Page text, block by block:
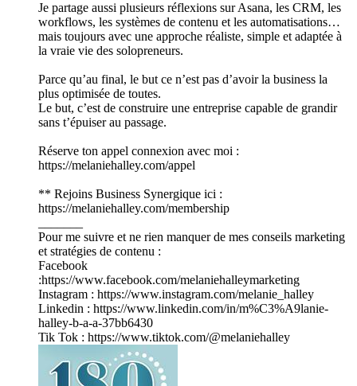
Je partage aussi plusieurs réflexions sur Asana, les CRM, les
workflows, les systèmes de contenu et les automatisations…
mais toujours avec une approche réaliste, simple et adaptée à
la vraie vie des solopreneurs.
Parce qu’au final, le but ce n’est pas d’avoir la business la
plus optimisée de toutes.
Le but, c’est de construire une entreprise capable de grandir
sans t’épuiser au passage.
Réserve ton appel connexion avec moi :
⁠⁠https://melaniehalley.com/appel⁠⁠
** Rejoins Business Synergique ici :
⁠⁠⁠⁠https://melaniehalley.com/membership ⁠⁠⁠⁠
Pour me suivre et ne rien manquer de mes conseils marketing
et stratégies de contenu :
Facebook
:⁠⁠⁠⁠⁠⁠⁠⁠⁠⁠⁠⁠⁠⁠⁠⁠⁠⁠⁠⁠⁠⁠⁠⁠⁠⁠⁠⁠⁠⁠⁠⁠⁠⁠⁠⁠⁠⁠⁠⁠⁠https://www.facebook.com/melaniehalleymarketing⁠⁠⁠⁠⁠⁠⁠⁠⁠⁠⁠⁠⁠⁠⁠⁠⁠⁠⁠⁠⁠⁠⁠⁠⁠⁠⁠⁠⁠⁠⁠⁠⁠⁠⁠⁠⁠⁠⁠⁠⁠
Instagram : ⁠⁠⁠⁠⁠⁠⁠⁠⁠⁠⁠⁠⁠⁠⁠⁠⁠⁠⁠⁠⁠⁠⁠⁠⁠⁠⁠⁠⁠⁠⁠⁠⁠⁠⁠⁠⁠⁠⁠⁠⁠https://www.instagram.com/melanie_halley⁠⁠⁠⁠⁠⁠⁠⁠⁠⁠⁠⁠⁠⁠⁠⁠⁠⁠⁠⁠⁠⁠⁠⁠⁠⁠⁠⁠⁠⁠⁠⁠⁠⁠⁠⁠⁠⁠⁠⁠⁠
Linkedin : ⁠⁠⁠⁠⁠⁠⁠⁠⁠⁠⁠⁠⁠⁠⁠⁠⁠⁠⁠⁠⁠⁠⁠⁠⁠⁠⁠⁠⁠⁠⁠⁠⁠⁠⁠⁠⁠⁠⁠⁠⁠https://www.linkedin.com/in/m%C3%A9lanie-
halley-b-a-a-37bb6430⁠⁠⁠⁠⁠⁠⁠⁠⁠⁠⁠⁠⁠⁠⁠⁠⁠⁠⁠⁠⁠⁠⁠⁠⁠⁠⁠⁠⁠⁠⁠⁠⁠⁠⁠⁠⁠⁠⁠⁠⁠
Tik Tok :⁠⁠⁠⁠⁠⁠⁠⁠⁠⁠⁠⁠⁠⁠⁠⁠⁠⁠⁠⁠⁠⁠ ⁠⁠⁠⁠⁠⁠⁠⁠⁠⁠⁠⁠⁠⁠⁠⁠⁠⁠⁠https://www.tiktok.com/@melaniehalley⁠⁠⁠⁠⁠⁠⁠⁠⁠⁠⁠⁠⁠⁠⁠⁠⁠⁠